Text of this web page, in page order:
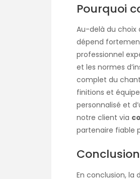
Pourquoi
Au-delà du choix
dépend
professionnel
et les normes
complet du
finitions et
personnalisé et
notre client via
partenaire fiable
En conclusion, la